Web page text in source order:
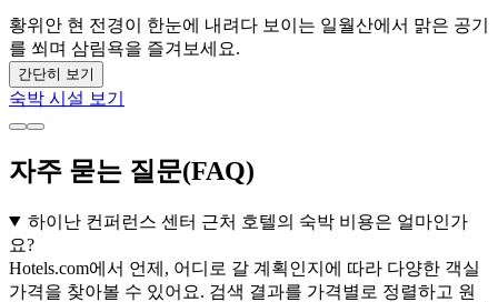
황위안 현 전경이 한눈에 내려다 보이는 일월산에서 맑은 공기
를 쐬며 삼림욕을 즐겨보세요.
간단히 보기
숙박 시설 보기
자주 묻는 질문(FAQ)
하이난 컨퍼런스 센터 근처 호텔의 숙박 비용은 얼마인가
요?
Hotels.com에서 언제, 어디로 갈 계획인지에 따라 다양한 객실
가격을 찾아볼 수 있어요. 검색 결과를 가격별로 정렬하고 원